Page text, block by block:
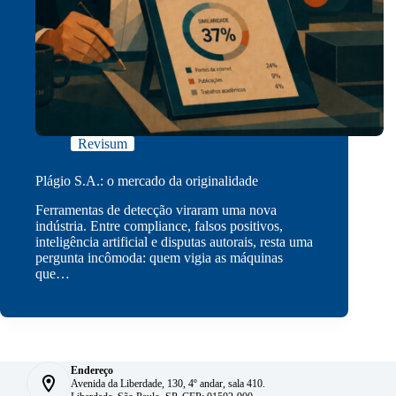
Revisum
Plágio S.A.: o mercado da originalidade
Ferramentas de detecção viraram uma nova
indústria. Entre compliance, falsos positivos,
inteligência artificial e disputas autorais, resta uma
pergunta incômoda: quem vigia as máquinas
que…
Endereço
Avenida da Liberdade, 130, 4º andar, sala 410.